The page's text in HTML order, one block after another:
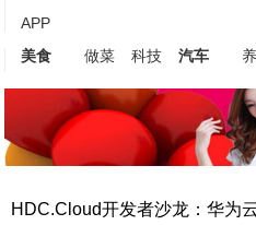
APP
美食
做菜 科技 汽车
HDC.Cloud开发者沙龙：华为